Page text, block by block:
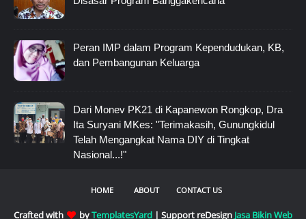
Peran IMP dalam Program Kependudukan, KB,
dan Pembangunan Keluarga
Dari Monev PK21 di Kapanewon Rongkop, Dra
Ita Suryani MKes: "Terimakasih, Gunungkidul
Telah Mengangkat Nama DIY di Tingkat
Nasional...!"
HOME ABOUT CONTACT US
Crafted with byTemplatesYard | Support reDesign Jasa Bikin Web